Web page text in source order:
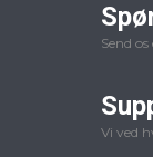
Send
Vi ved